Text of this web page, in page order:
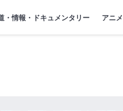
・情報・ドキュメンタリー アニメ